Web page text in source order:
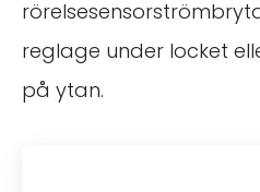
reglage under locket
på ytan.